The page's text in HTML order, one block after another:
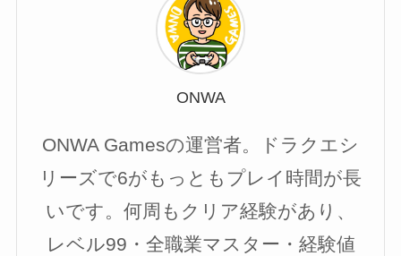
ONWA
ONWA Gamesの運営者。ドラクエシ
リーズで6がもっともプレイ時間が長
いです。何周もクリア経験があり、
レベル99・全職業マスター・経験値